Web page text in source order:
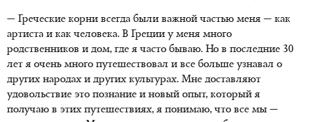
— Греческие корни всегда были важной частью меня — как
артиста и как человека. В Греции у меня много
родственников и дом, где я часто бываю. Но в последние 30
лет я очень много путешествовал и все больше узнавал о
других народах и других культурах. Мне доставляют
удовольствие это познание и новый опыт, который я
получаю в этих путешествиях, я понимаю, что все мы —